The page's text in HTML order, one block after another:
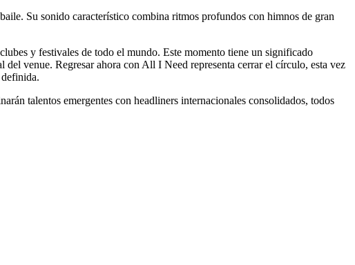
Su sonido característico combina ritmos profundos con himnos de gran
y festivales de todo el mundo. Este momento tiene un significado
venue. Regresar ahora con All I Need representa cerrar el círculo, esta vez
talentos emergentes con headliners internacionales consolidados, todos